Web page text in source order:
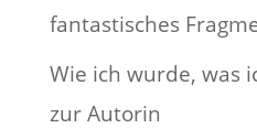
fantastisches
Wie ich wurde, was
zur Autorin